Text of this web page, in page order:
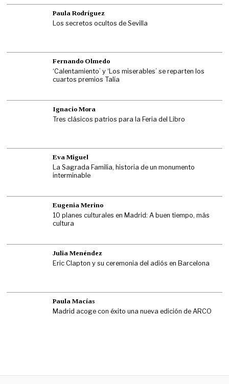
Paula Rodríguez
Los secretos ocultos de Sevilla
Fernando Olmedo
‘Calentamiento’ y ‘Los miserables’ se reparten los
cuartos premios Talía
Ignacio Mora
Tres clásicos patrios para la Feria del Libro
Eva Miguel
La Sagrada Familia, historia de un monumento
interminable
Eugenia Merino
10 planes culturales en Madrid: A buen tiempo, más
cultura
Julia Menéndez
Eric Clapton y su ceremonia del adiós en Barcelona
Paula Macías
Madrid acoge con éxito una nueva edición de ARCO